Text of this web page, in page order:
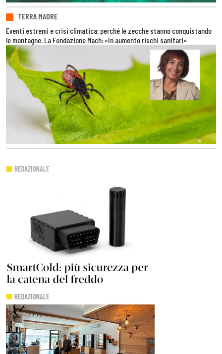
TERRA MADRE
Eventi estremi e crisi climatica: perché le zecche stanno conquistando
le montagne. La Fondazione Mach: «In aumento rischi sanitari»